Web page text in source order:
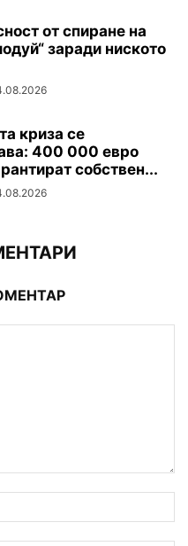
от спиране на
заради ниското
криза се
400 000 евро
собствен...